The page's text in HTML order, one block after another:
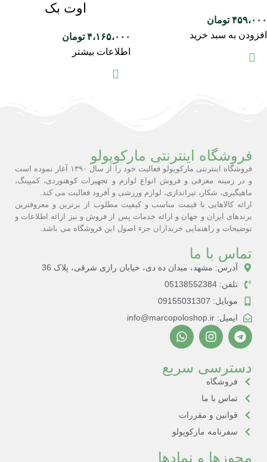
۴۵۹،۰۰۰ تومان
افزودن به سبد خرید
اوت بک
۴،۱۶۵،۰۰۰ تومان
اطلاعات بیشتر
فروشگاه اینترنتی مارکوپولو
فروشگاه اینترنتی مارکوپولو فعالیت خود را از سال ۱۳۹۰ آغاز نموده است
و در زمینه معرفی و فروش انواع لوازم و تجهیزات کوهنوردی، کمپینگ،
ماهیگیری، شکار، تیراندازی، لوازم ورزشی و آفرود فعالیت می کند.
ارائه کالاهایی با قیمت مناسب و کیفیت مطلوب از برترین و معروفترین
برندهای ایران و جهان و ارائه خدمات پس از فروش و نیز ارائه اطلاعات و
توضیحات و راهنمایی خریداران جزء اصول این فروشگاه می باشد.
تماس با ما
آدرس: مشهد، میدان ده دی، خیابان رازی شرقی، پلاک 36
تلفن: 05138552384
موبایل: 09155031307
ایمیل: info@marcopoloshop.ir
دسترسی سریع
فروشگاه
تماس با ما
قوانین و مقررات
سفرنامه مارکوپولو
مجوزها و نمادها